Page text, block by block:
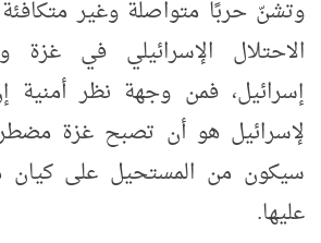
وتشنّ حربًا متواصلة وغير
الاحتلال الإسرائيلي في غزة
إسرائيل، فمن وجهة نظر أمنية
لإسرائيل هو أن تصبح غزة
سيكون من المستحيل على
عليها.